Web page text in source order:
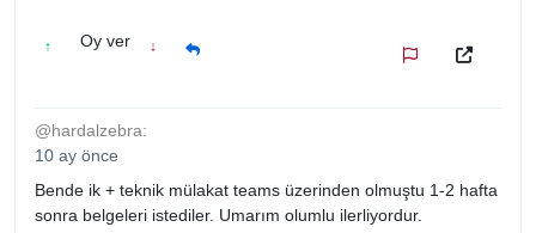
↑ Oy ver ↓
@hardalzebra:
10 ay önce
Bende ik + teknik mülakat teams üzerinden olmuştu 1-2 hafta
sonra belgeleri istediler. Umarım olumlu ilerliyordur.